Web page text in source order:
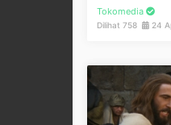
Tokomedia
Dilihat 758 24